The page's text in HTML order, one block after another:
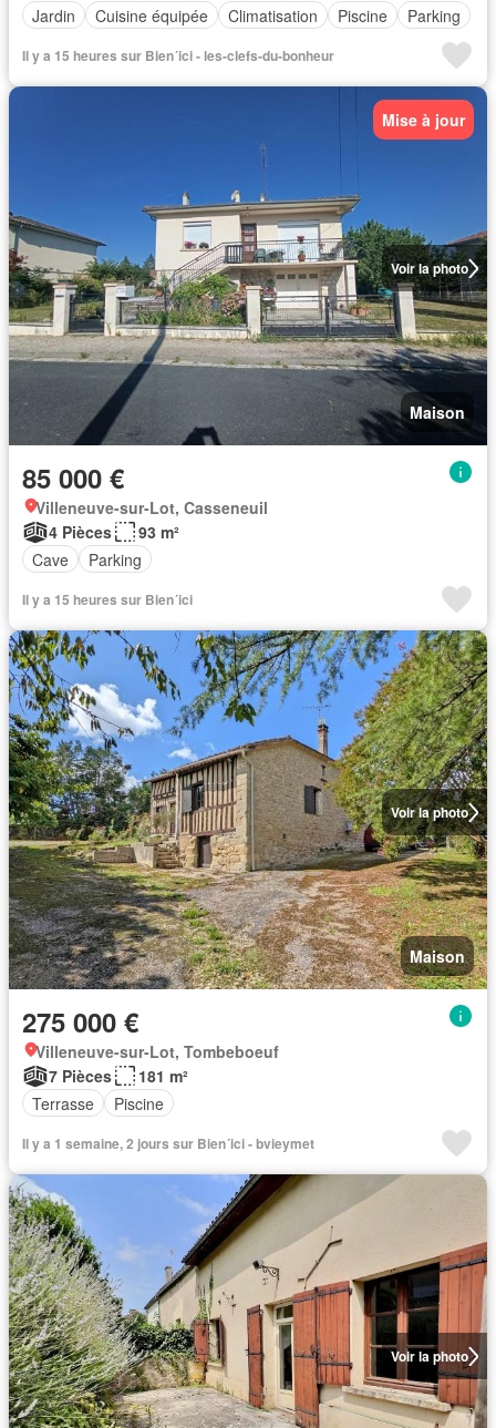
Jardin
Cuisine équipée Climatisation Piscine Parking
Il y a 15 heures sur Bien´ici - les-clefs-du-bonheur
Voir la photo
Mise à jour
Maison
85 000 €
Villeneuve-sur-Lot, Casseneuil
4 Pièces
93 m²
Cave
Parking
Il y a 15 heures sur Bien´ici
Voir la photo
Maison
275 000 €
Villeneuve-sur-Lot, Tombeboeuf
7 Pièces
181 m²
Terrasse
Piscine
Il y a 1 semaine, 2 jours sur Bien´ici - bvieymet
Voir la photo